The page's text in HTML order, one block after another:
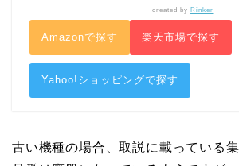
created by Rinker
Amazonで探す 楽天市場で探す
Yahoo!ショッピングで探す
古い機種の場合、取説に載っている